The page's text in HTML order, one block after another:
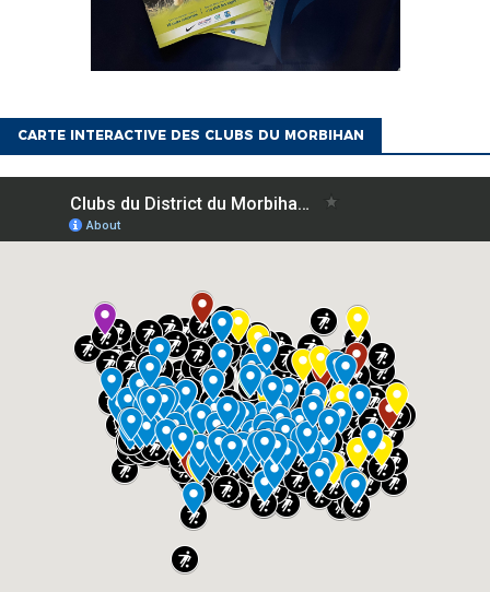
CARTE INTERACTIVE DES CLUBS DU MORBIHAN